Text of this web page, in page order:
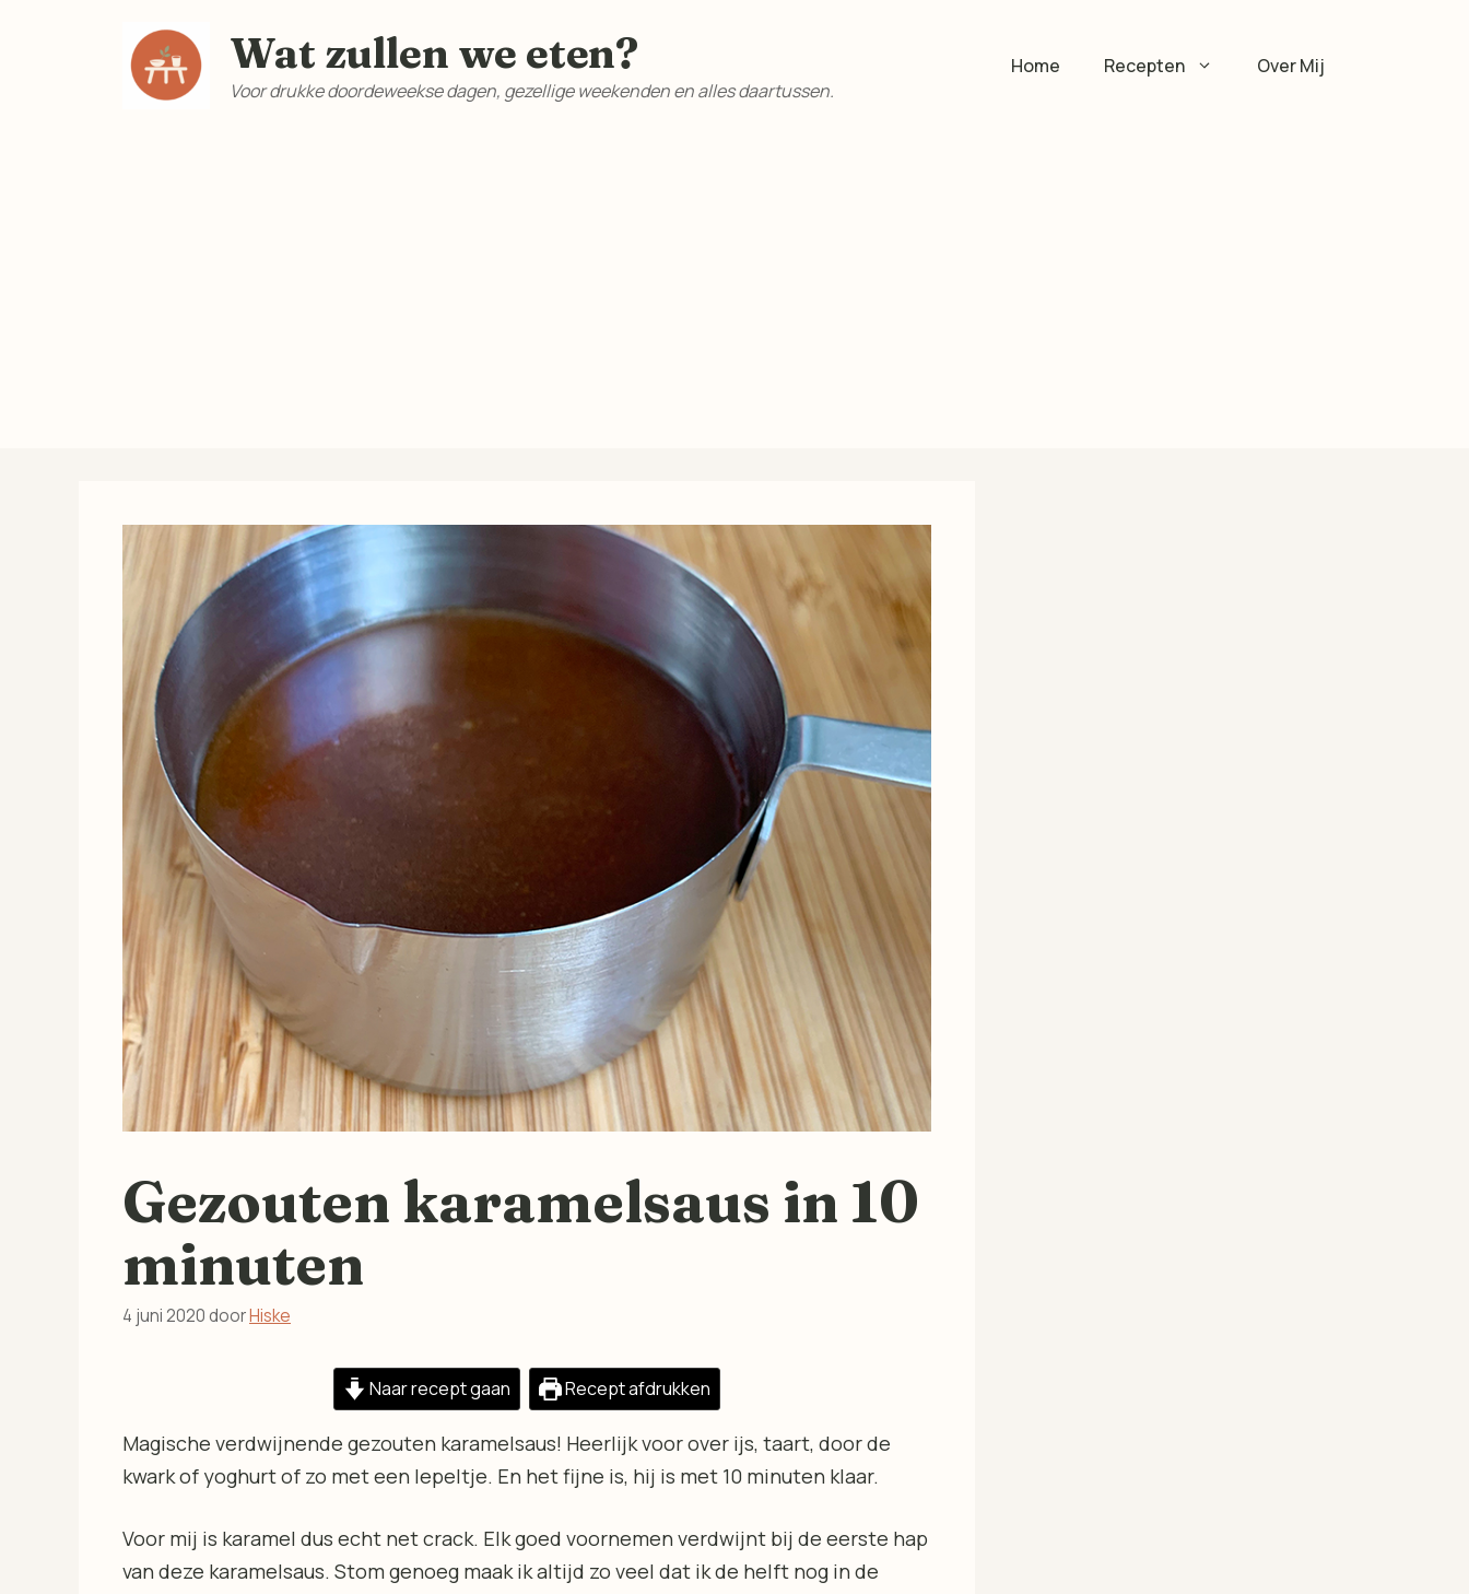
Wat zullen we eten?
Voor drukke doordeweekse dagen, gezellige weekenden en alles daartussen.
Home Recepten Over Mij
Gezouten karamelsaus in 10
minuten
4 juni 2020doorHiske
Naar recept gaan Recept afdrukken
Magische verdwijnende gezouten karamelsaus! Heerlijk voor over ijs, taart, door de
kwark of yoghurt of zo met een lepeltje. En het fijne is, hij is met 10 minuten klaar.
Voor mij is karamel dus echt net crack. Elk goed voornemen verdwijnt bij de eerste hap
van deze karamelsaus. Stom genoeg maak ik altijd zo veel dat ik de helft nog in de